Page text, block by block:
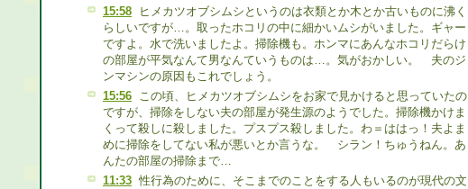
15:58
ヒメカツオブシムシというのは衣類とか木とか古いものに沸く
らしいですが…。取ったホコリの中に細かいムシがいました。ギャー
ですよ。水で洗いましたよ。掃除機も。ホンマにあんなホコリだらけ
の部屋が平気なんて男なんていうものは…。気がおかしい。 夫のジ
ンマシンの原因もこれでしょう。
15:56 この頃、ヒメカツオブシムシをお家で見かけると思っていたの
ですが、掃除をしない夫の部屋が発生源のようでした。掃除機かけま
くって殺しに殺しました。プスプス殺しました。わ＝ははっ！夫よま
めに掃除をしてない私が悪いとか言うな。 シラン！ちゅうねん。あ
んたの部屋の掃除まで…
11:33 性行為のために、そこまでのことをする人もいるのが現代の文